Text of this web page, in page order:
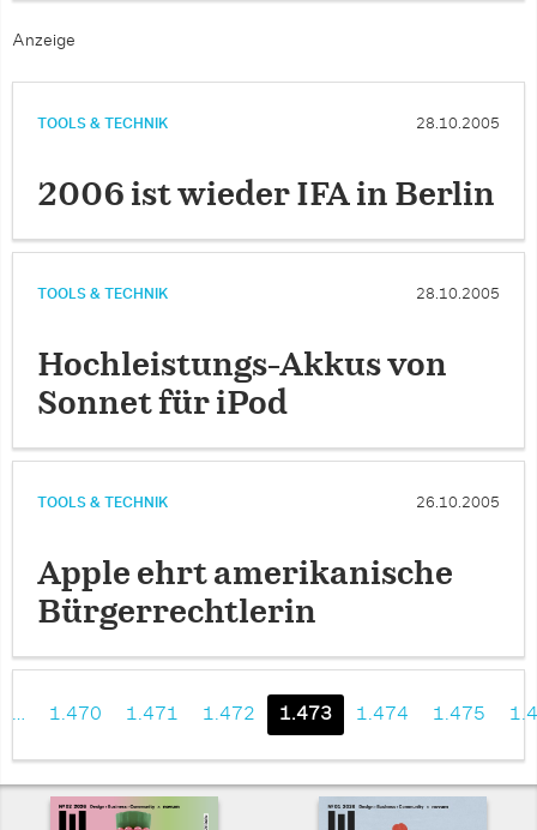
Anzeige
TOOLS & TECHNIK 28.10.2005
2006 ist wieder IFA in Berlin
TOOLS & TECHNIK 28.10.2005
Hochleistungs-Akkus von
Sonnet für iPod
TOOLS & TECHNIK 26.10.2005
Apple ehrt amerikanische
Bürgerrechtlerin
1.470 1.471 1.472 1.473 1.474 1.475